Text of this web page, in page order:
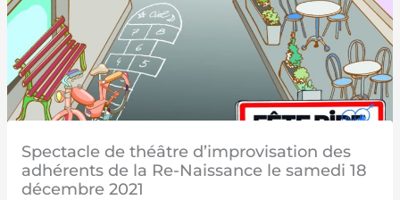
Spectacle de théâtre d’improvisation des
adhérents de la Re-Naissance le samedi 18
décembre 2021